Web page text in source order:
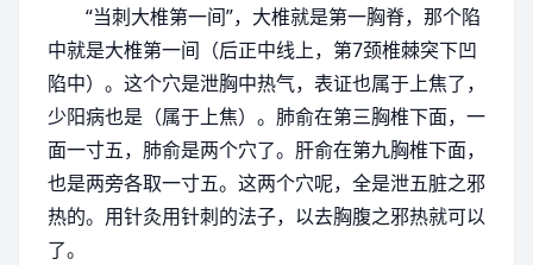
“当刺大椎第一间”，大椎就是第一胸脊，那个陷
中就是大椎第一间（后正中线上，第7颈椎棘突下凹
陷中）。这个穴是泄胸中热气，表证也属于上焦了，
少阳病也是（属于上焦）。肺俞在第三胸椎下面，一
面一寸五，肺俞是两个穴了。肝俞在第九胸椎下面，
也是两旁各取一寸五。这两个穴呢，全是泄五脏之邪
热的。用针灸用针刺的法子，以去胸腹之邪热就可以
了。